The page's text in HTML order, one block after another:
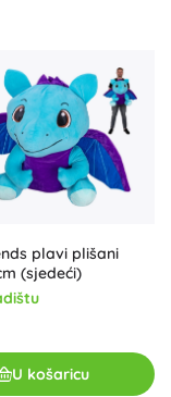
plavi plišani
(sjedeći)
U košaricu